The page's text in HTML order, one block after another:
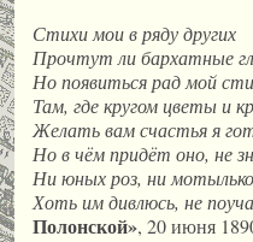
Стихи мои в ряду других
Прочтут ли бархатные
Но появиться рад мой
Там, где кругом цветы и
Желать вам счастья я
Но в чём придёт оно, не
Ни юных роз, ни
Хоть им дивлюсь, не
Полонской», 20 июня